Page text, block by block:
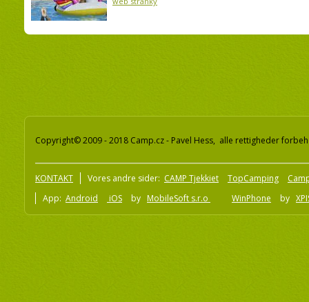
Copyright© 2009 - 2018 Camp.cz - Pavel Hess, alle rettigheder
KONTAKT Vores andre sider: CAMP Tjekkiet TopCamping
App: Android iOS by MobileSoft s.r.o WinPhone by